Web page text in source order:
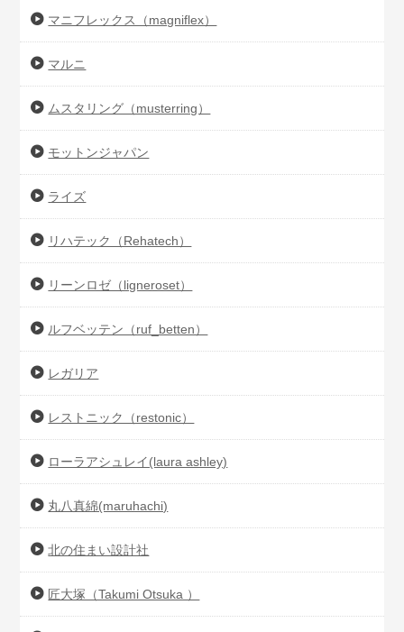
マニフレックス（magniflex）
マルニ
ムスタリング（musterring）
モットンジャパン
ライズ
リハテック（Rehatech）
リーンロゼ（ligneroset）
ルフベッテン（ruf_betten）
レガリア
レストニック（restonic）
ローラアシュレイ(laura ashley)
丸八真綿(maruhachi)
北の住まい設計社
匠大塚（Takumi Otsuka ）